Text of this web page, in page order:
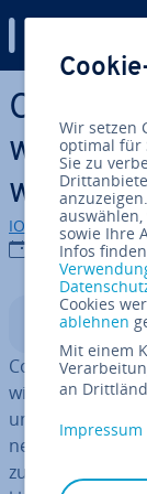
Zum Haupt­in­halt
wicht
works
IONOS Redaktion
16.03.2020
Cod­e­Ig­ni­ter gilt
wick­ler, die
um­fang
nen PHP-
zufolge, ein
Wir setzen
optimal für
Sie zu
auswählen,
sowie Ihre
Infos
Cookies
ablehnen
Mit einem
an
Impressum